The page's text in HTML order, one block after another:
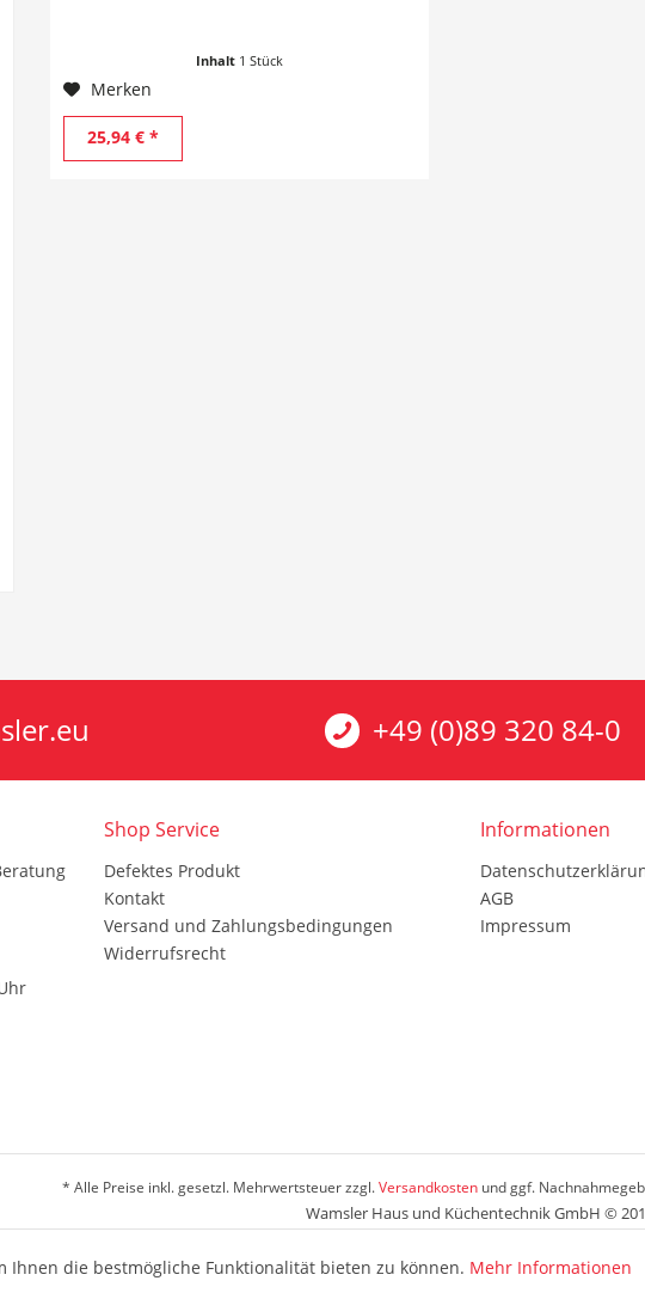
Inhalt 1 Stück
Merken
25,94 € *
+49 (0)89 320 84-0
Shop Service
Defektes Produkt
Kontakt
Versand und Zahlungsbedingungen
Widerrufsrecht
Informationen
AGB
Impressum
* Alle Preise inkl. gesetzl. Mehrwertsteuer zzgl.Versandkostenund ggf.
Wamsler Haus und Küchentechnik GmbH ©
Ihnen die bestmögliche Funktionalität bieten zu können. Mehr Informationen